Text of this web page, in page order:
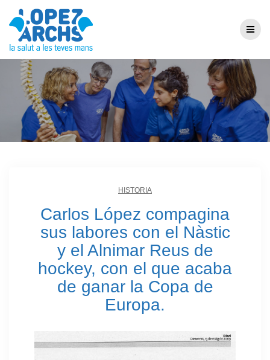
acaba de ganar la Copa de Europa.
HISTORIA
Carlos López compagina
sus labores con el Nàstic
y el Alnimar Reus de
hockey, con el que acaba
de ganar la Copa de
Europa.